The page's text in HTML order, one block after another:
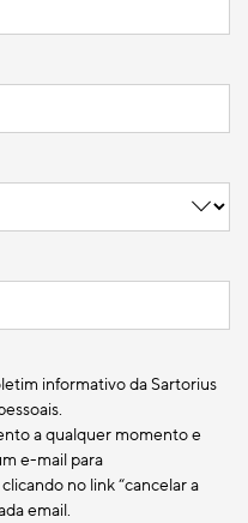
informativo da Sartorius
a qualquer momento e
e-mail para
no link “cancelar a
email.